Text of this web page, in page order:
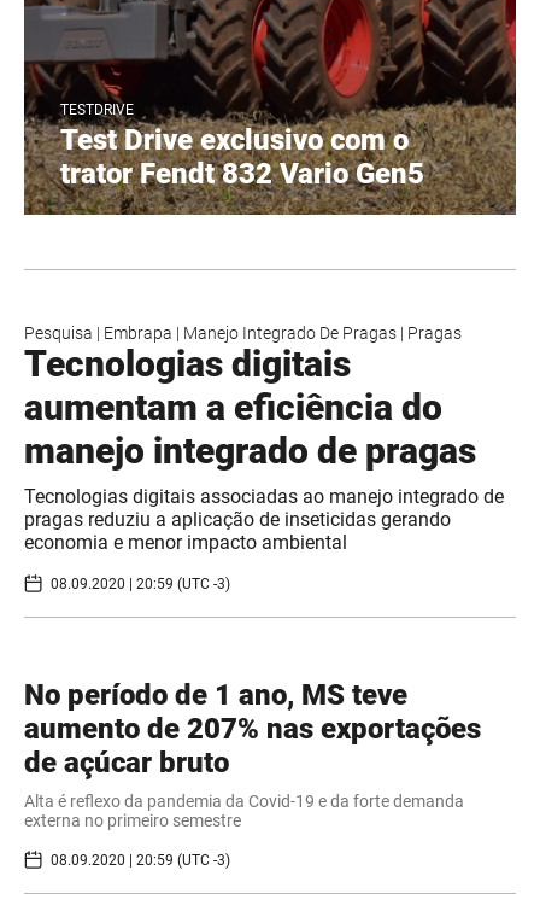
TESTDRIVE
Test Drive exclusivo com o
trator Fendt 832 Vario Gen5
Pesquisa | Embrapa | Manejo Integrado De Pragas | Pragas
Tecnologias digitais
aumentam a eficiência do
manejo integrado de pragas
Tecnologias digitais associadas ao manejo integrado de
pragas reduziu a aplicação de inseticidas gerando
economia e menor impacto ambiental
08.09.2020 | 20:59 (UTC -3)
No período de 1 ano, MS teve
aumento de 207% nas exportações
de açúcar bruto
Alta é reflexo da pandemia da Covid-19 e da forte demanda
externa no primeiro semestre
08.09.2020 | 20:59 (UTC -3)